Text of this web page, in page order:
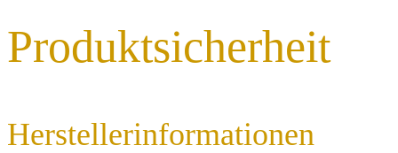
Produktsicherheit
Herstellerinformationen